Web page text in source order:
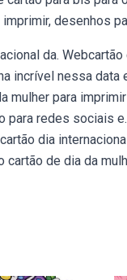
imprimir, desenhos
da.
incrível nessa
mulher para
para redes sociais
dia
cartão de dia da